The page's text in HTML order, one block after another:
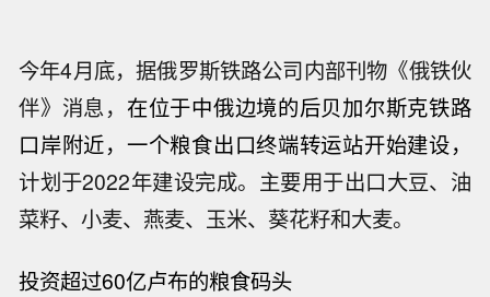
今年4月底，据俄罗斯铁路公司内部刊物《俄铁伙
伴》消息， 在位于中俄边境的后贝加尔斯克铁路
口岸附近，一个粮食出口终端转运站开始建设，
计划于2022年建设完成。主要用于出口大豆、油
菜籽、小麦、燕麦、玉米、葵花籽和大麦。
投资超过60亿卢布的粮食码头